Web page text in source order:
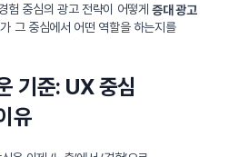
험 중심의 광고 전략이 어떻게증대 광고
그 중심에서 어떤 역할을 하는지를
기준: UX 중심
유